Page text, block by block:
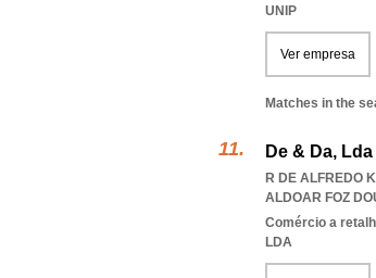
UNIP
Ver empresa
Matches in the
De & Da, Lda
R DE ALFREDO
ALDOAR FOZ
Comércio a
LDA